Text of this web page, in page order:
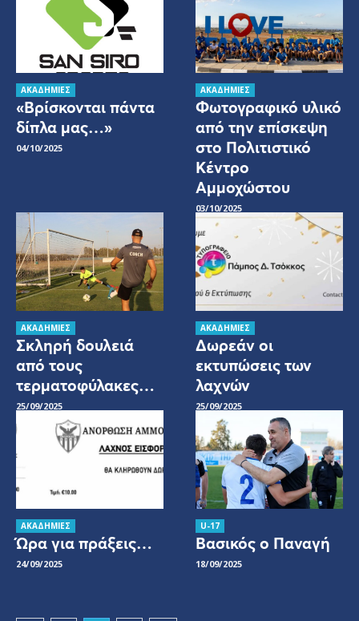
ΑΚΑΔΗΜΙΕΣ
«Βρίσκονται πάντα
δίπλα μας…»
04/10/2025
ΑΚΑΔΗΜΙΕΣ
Φωτογραφικό υλικό
από την επίσκεψη
στο Πολιτιστικό
Κέντρο
Αμμοχώστου
03/10/2025
ΑΚΑΔΗΜΙΕΣ
Σκληρή δουλειά
από τους
τερματοφύλακες…
25/09/2025
ΑΚΑΔΗΜΙΕΣ
Δωρεάν οι
εκτυπώσεις των
λαχνών
25/09/2025
ΑΚΑΔΗΜΙΕΣ
Ώρα για πράξεις…
24/09/2025
U-17
Βασικός ο Παναγή
18/09/2025